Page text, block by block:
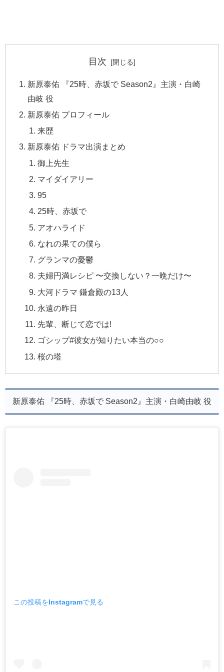
目次
新原泰佑 『25時、赤坂で Season2』主演・白崎
由岐 役
新原泰佑 プロフィール
来歴
新原泰佑 ドラマ出演まとめ
御上先生
マイダイアリー
95
25時、赤坂で
アオハライド
なれの果ての僕ら
グランマの憂鬱
夫婦円満レシピ 〜交換しない？一晩だけ〜
大河ドラマ 鎌倉殿の13人
永遠の昨日
先輩、断じて恋では!
ゴシップ#彼女が知りたい本当の○○
桜の塔
新原泰佑 『25時、赤坂で Season2』主演・白崎由岐 役
この投稿をInstagramで見る